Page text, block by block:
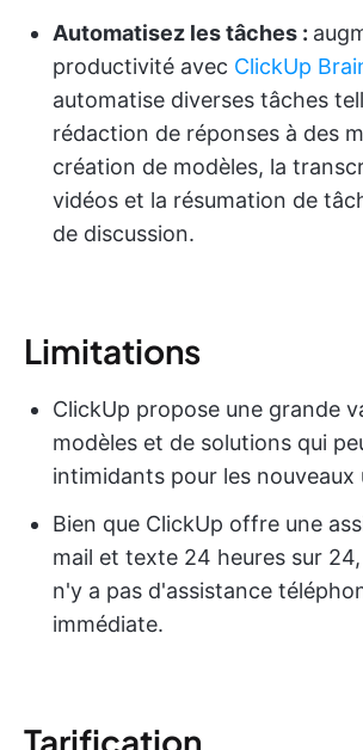
Automatisez les tâches :
productivité avec ClickUp
automatise diverses tâches
rédaction de réponses à des
création de modèles, la
vidéos et la résumation de
de discussion.
Limitations
ClickUp propose une grande
modèles et de solutions qui
intimidants pour les nouveaux
Bien que ClickUp offre une
mail et texte 24 heures sur 24,
n'y a pas d'assistance
immédiate.
Tarification